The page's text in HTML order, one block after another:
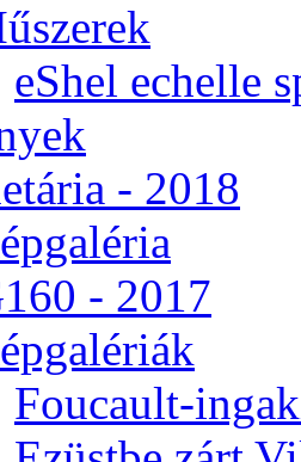
eS­hel echel­le
- 2018
- 2017
Fo­u­ca­ult-